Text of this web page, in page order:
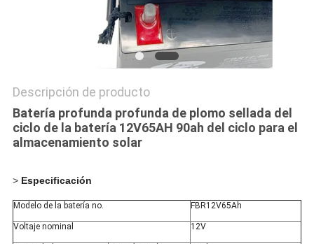
Descripción de producto
Batería profunda profunda de plomo sellada del
ciclo de la batería 12V65AH 90ah del ciclo para el
almacenamiento solar
> Especificación
Modelo de la batería no. FBR12V65Ah
Voltaje nominal 12V